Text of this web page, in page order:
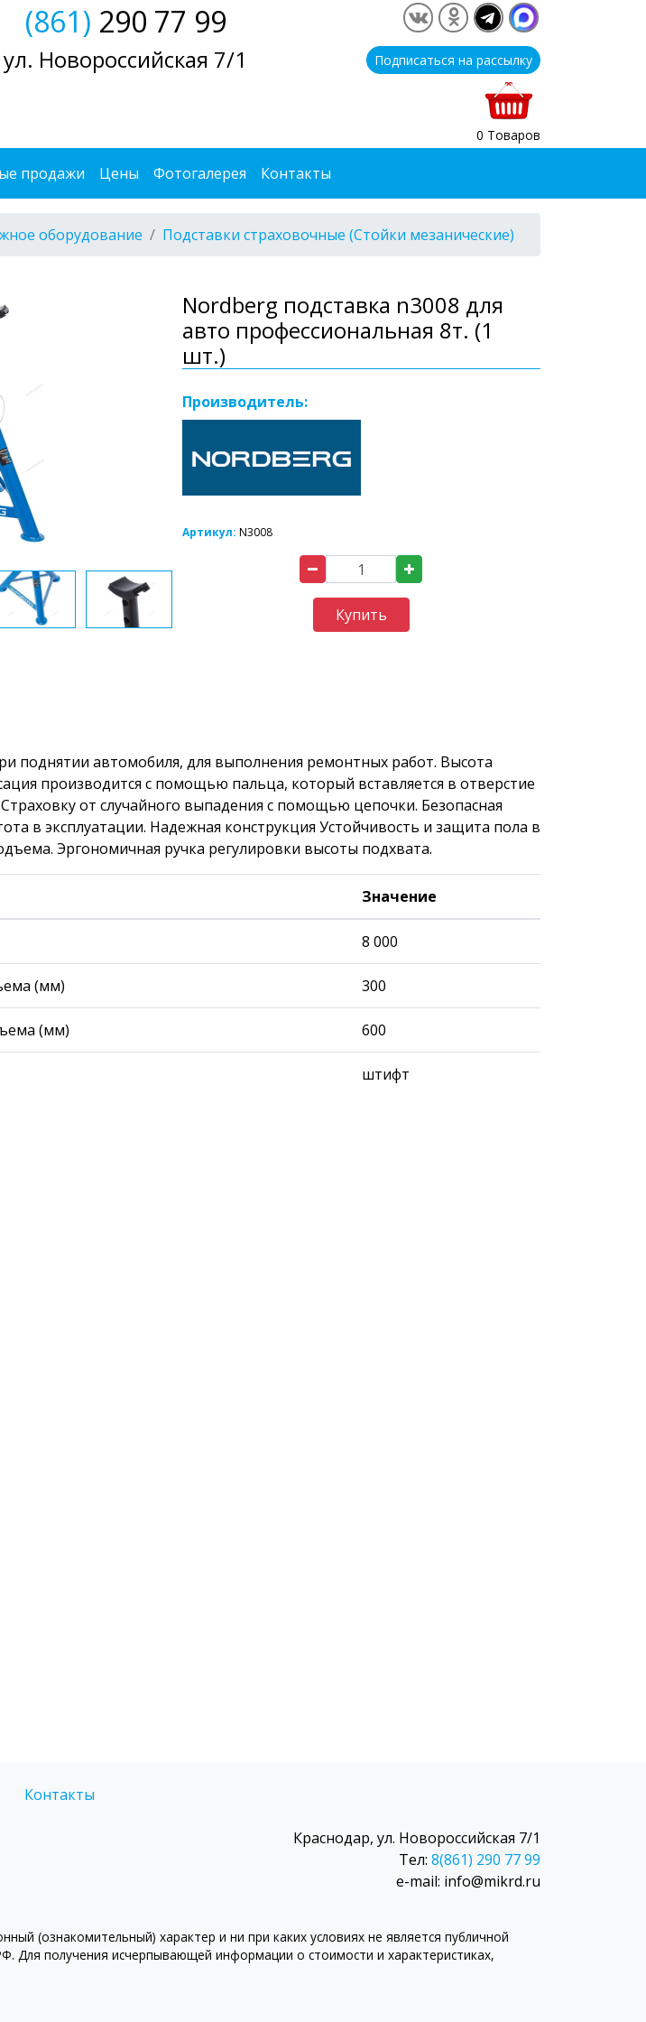
(861) 290 77 99
ул. Новороссийская 7/1 Подписаться на рассылку
0 Товаров
продажи Цены Фотогалерея Контакты
оборудование Подставки страховочные (Стойки мезанические)
Nordberg подставка n3008 для
авто профессиональная 8т. (1
шт.)
Производитель:
Артикул: N3008
Купить
поднятии автомобиля, для выполнения ремонтных работ. Высота
производится с помощью пальца, который вставляется в отверстие
от случайного выпадения с помощью цепочки. Безопасная
в эксплуатации. Надежная конструкция Устойчивость и защита пола в
Эргономичная ручка регулировки высоты подхвата.
Значение
8 000
(мм) 300
(мм) 600
штифт
Контакты
Краснодар, ул. Новороссийская 7/1
Тел: 8(861) 290 77 99
e-mail: info@mikrd.ru
(ознакомительный) характер и ни при каких условиях не является публичной
Для получения исчерпывающей информации о стоимости и характеристиках,